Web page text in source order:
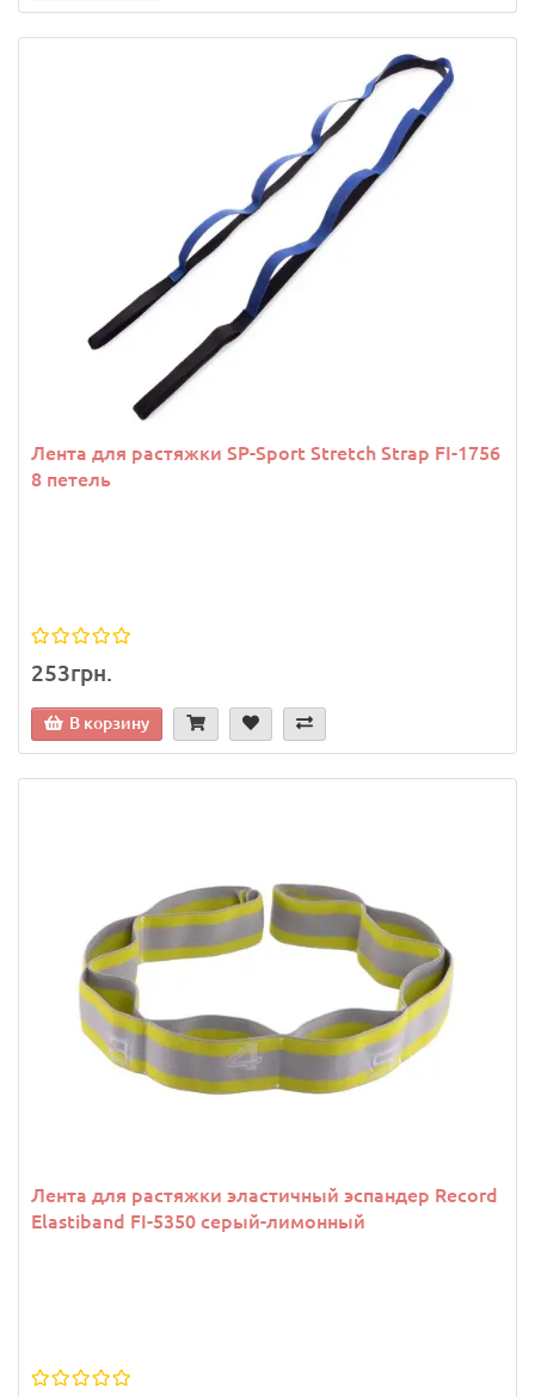
Лента для растяжки SP-Sport Stretch Strap FI-1756
8 петель
253грн.
В корзину
Лента для растяжки эластичный эспандер Record
Elastiband FI-5350 серый-лимонный